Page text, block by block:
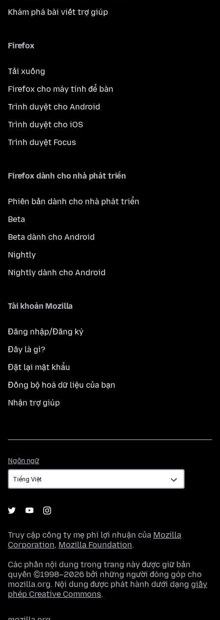
Khám phá bài viết trợ giúp
Firefox
Tải xuống
Firefox cho máy tính để bàn
Trình duyệt cho Android
Trình duyệt cho iOS
Trình duyệt Focus
Firefox dành cho nhà phát triển
Phiên bản dành cho nhà phát triển
Beta
Beta dành cho Android
Nightly
Nightly dành cho Android
Tài khoản Mozilla
Đăng nhập/Đăng ký
Đây là gì?
Đặt lại mật khẩu
Đồng bộ hoá dữ liệu của bạn
Nhận trợ giúp
Ngôn ngữ
ngữ
Truy cập công ty mẹ phi lợi nhuận của Mozilla
Corporation, Mozilla Foundation.
Các phần nội dung trong trang này được giữ bản
quyền ©1998–2026 bởi những người đóng góp cho
mozilla.org. Nội dung được phát hành dưới dạng giấy
phép Creative Commons.